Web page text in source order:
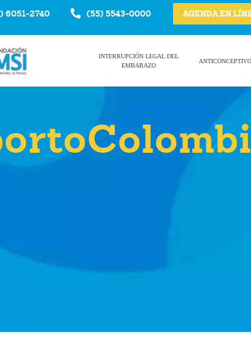
6051-2740 (55) 5543-0000 AGENDA EN
INTERRUPCIÓN LEGAL DEL
EMBARAZO